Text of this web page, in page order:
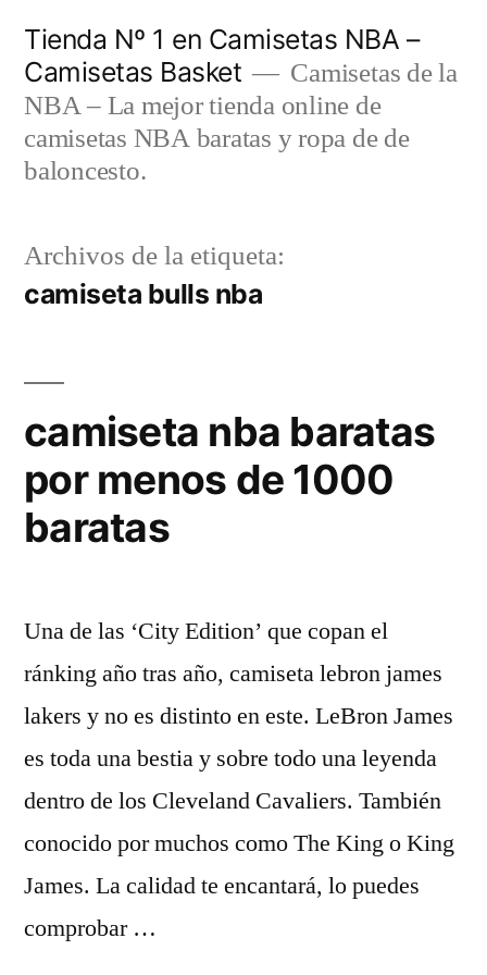
contenido
Tienda Nº 1 en Camisetas NBA –
Camisetas Basket
Camisetas de la
NBA – La mejor tienda online de
camisetas NBA baratas y ropa de de
baloncesto.
Archivos de la etiqueta:
camiseta bulls nba
camiseta nba baratas
por menos de 1000
baratas
Una de las ‘City Edition’ que copan el
ránking año tras año, camiseta lebron james
lakers y no es distinto en este. LeBron James
es toda una bestia y sobre todo una leyenda
dentro de los Cleveland Cavaliers. También
conocido por muchos como The King o King
James. La calidad te encantará, lo puedes
comprobar …